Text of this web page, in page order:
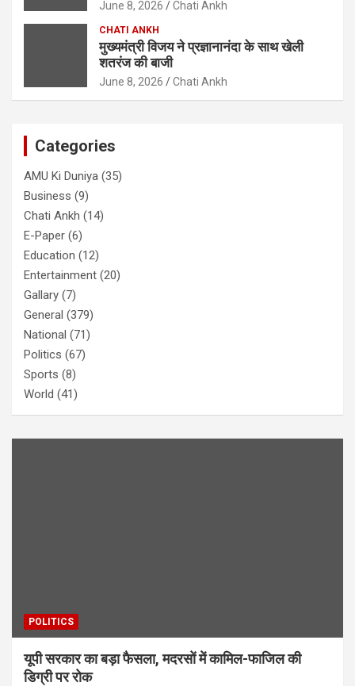
June 8, 2026 Chati Ankh
CHATI ANKH
मुख्यमंत्री विजय ने प्रज्ञानानंदा के साथ खेली
शतरंज की बाजी
June 8, 2026 Chati Ankh
Categories
AMU Ki Duniya (35)
Business (9)
Chati Ankh (14)
E-Paper (6)
Education (12)
Entertainment (20)
Gallary (7)
General (379)
National (71)
Politics (67)
Sports (8)
World (41)
POLITICS
यूपी सरकार का बड़ा फैसला, मदरसों में कामिल-फाजिल की
डिग्री पर रोक